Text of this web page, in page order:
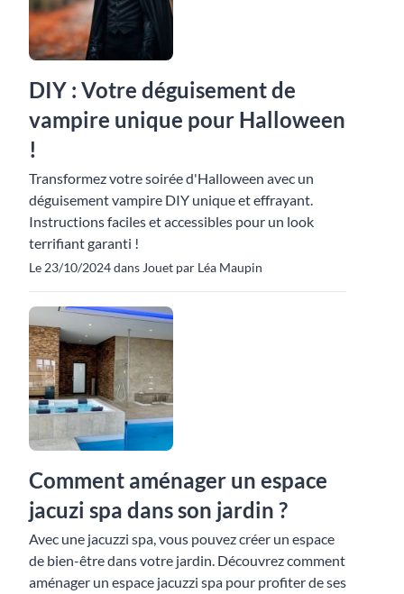
DIY : Votre déguisement de
vampire unique pour Halloween
!
Transformez votre soirée d'Halloween avec un
déguisement vampire DIY unique et effrayant.
Instructions faciles et accessibles pour un look
terrifiant garanti !
Le 23/10/2024 dans Jouet par Léa Maupin
Comment aménager un espace
jacuzi spa dans son jardin ?
Avec une jacuzzi spa, vous pouvez créer un espace
de bien-être dans votre jardin. Découvrez comment
aménager un espace jacuzzi spa pour profiter de ses